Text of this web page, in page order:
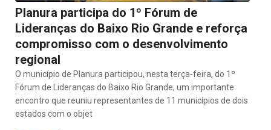
Planura participa do 1º Fórum de
Lideranças do Baixo Rio Grande e reforça
compromisso com o desenvolvimento
regional
O município de Planura participou, nesta terça-feira, do 1º
Fórum de Lideranças do Baixo Rio Grande, um importante
encontro que reuniu representantes de 11 municípios de dois
estados com o objet